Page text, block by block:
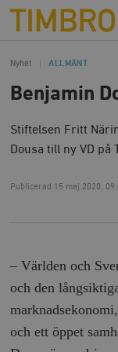
Timbro
Nyhet ALLMÄNT
Benjamin
Stiftelsen Fritt
Dousa till ny VD
Publicerad 15 maj 2020,
– Världen och
och den
och ett öppet